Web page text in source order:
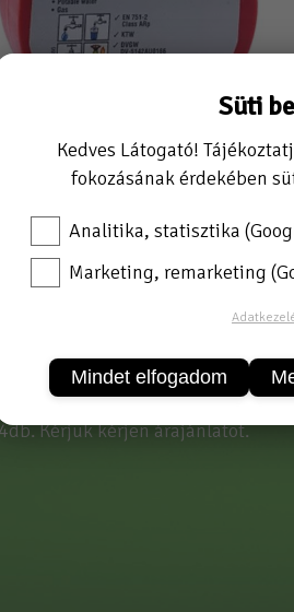
Általános menettömítő, vízre-
menetek és szerelvények
4"-ig
55 +130
Kérjük kérjen árajánlatot.
Süti
Kedves Látogató!
fokozásának érdekében
Analitika, statisztika
Marketing, remarketing
Mindet elfogadom